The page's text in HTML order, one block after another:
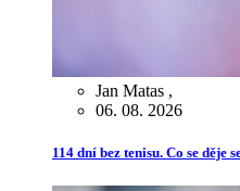
Jan Matas ,
06. 08. 2026
114 dní bez tenisu. Co se děje